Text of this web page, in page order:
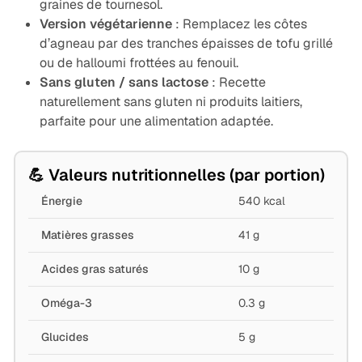
graines de tournesol.
Version végétarienne: Remplacez les côtes
d’agneau par des tranches épaisses de tofu grillé
ou de halloumi frottées au fenouil.
Sans gluten / sans lactose: Recette
naturellement sans gluten ni produits laitiers,
parfaite pour une alimentation adaptée.
💪 Valeurs nutritionnelles (par portion)
Énergie 540 kcal
Matières grasses 41 g
Acides gras saturés 10 g
Oméga-3 0.3 g
Glucides 5 g